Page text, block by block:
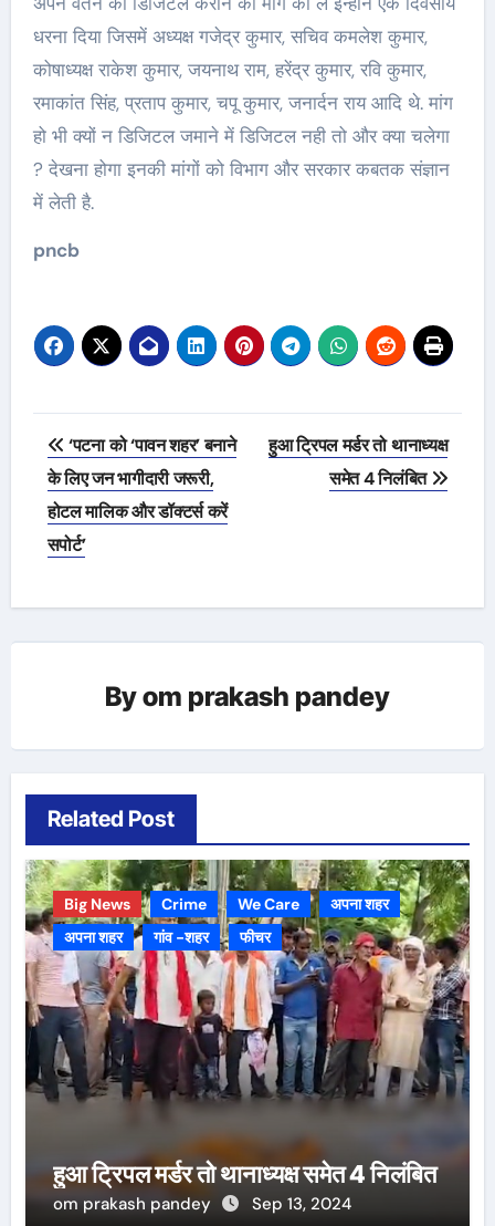
धरना दिया जिसमें अध्यक्ष गजेद्र कुमार, सचिव कमलेश कुमार,
कोषाध्यक्ष राकेश कुमार, जयनाथ राम, हरेंद्र कुमार, रवि कुमार,
रमाकांत सिंह, प्रताप कुमार, चपू कुमार, जनार्दन राय आदि थे. मांग
हो भी क्यों न डिजिटल जमाने में डिजिटल नही तो और क्या चलेगा
? देखना होगा इनकी मांगों को विभाग और सरकार कबतक संज्ञान
में लेती है.
pncb
Post
navigation
‘पटना को ‘पावन शहर’ बनाने
के लिए जन भागीदारी जरूरी,
होटल मालिक और डॉक्टर्स करें
सपोर्ट’
हुआ ट्रिपल मर्डर तो थानाध्यक्ष
समेत 4 निलंबित
Byom prakash pandey
Related Post
Big News Crime We Care
अपना शहर
अपना शहर
गांव -शहर फीचर
हुआ ट्रिपल मर्डर तो थानाध्यक्ष समेत 4 निलंबित
om prakash pandey Sep 13, 2024